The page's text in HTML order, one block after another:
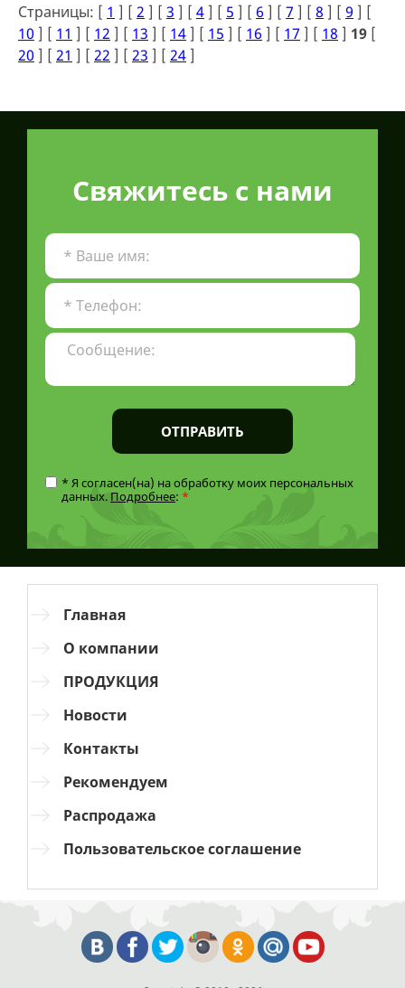
Страницы: [ 1 ] [ 2 ] [ 3 ] [ 4 ] [ 5 ] [ 6 ] [ 7 ] [ 8 ] [ 9 ] [
10 ] [ 11 ] [ 12 ] [ 13 ] [ 14 ] [ 15 ] [ 16 ] [ 17 ] [ 18 ] 19 [
20 ] [ 21 ] [ 22 ] [ 23 ] [ 24 ]
Свяжитесь с нами
ОТПРАВИТЬ
* Я согласен(на) на обработку моих персональных
данных. Подробнее: *
Главная
О компании
ПРОДУКЦИЯ
Новости
Контакты
Рекомендуем
Распродажа
Пользовательское соглашение